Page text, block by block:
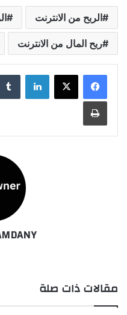
الربح من الانترنت
ربح المال من الانترنت
لينكدإن
طباعة
مقالات ذات صلة